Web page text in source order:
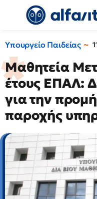
Υπουργείο Παιδείας
Μαθητεία
έτους ΕΠΑΛ:
για την
παροχής